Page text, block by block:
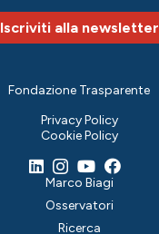
Iscriviti alla newsletter
Marco Biagi
Osservatori
Ricerca
Fondazione Trasparente
Privacy Policy
Cookie Policy